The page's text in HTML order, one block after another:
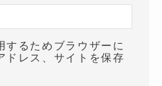
するためブラウザーに
ドレス、サイトを保存